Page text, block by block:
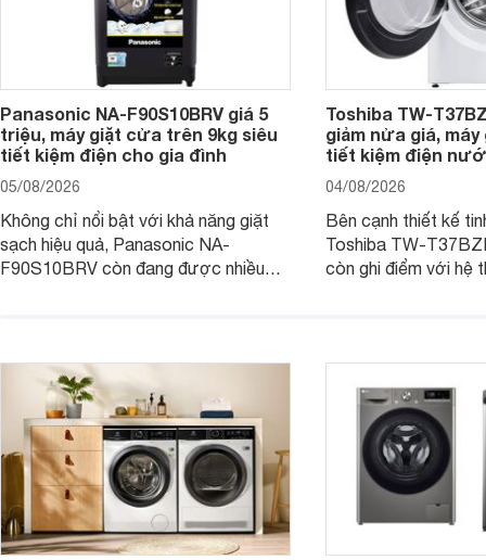
Panasonic NA-F90S10BRV giá 5
triệu, máy giặt cửa trên 9kg siêu
tiết kiệm điện cho gia đình
05/08/2026
Không chỉ nổi bật với khả năng giặt
sạch hiệu quả, Panasonic NA-
F90S10BRV còn đang được nhiều
giặt cửa trên 9kg.
Toshiba TW-
giảm nửa giá,
tiết kiệm điện
04/08/2026
Bên cạnh thiết kế
Toshiba TW-
còn ghi điểm với hệ
giặt.